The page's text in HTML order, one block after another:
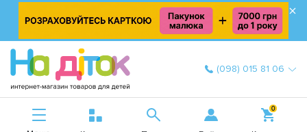
×
(098) 015 81 06
0